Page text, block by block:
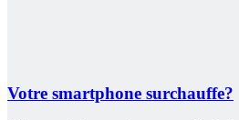
Votre smartphone surchauffe?